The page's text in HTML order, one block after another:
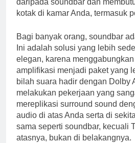
daripada soundbar dan
kotak di kamar Anda, termasuk
Bagi banyak orang, soundbar
Ini adalah solusi yang lebih
elegan, karena
amplifikasi menjadi paket yang
bilah suara hadir dengan Dolby
melakukan pekerjaan yang
mereplikasi surround sound
audio di atas Anda serta di
sama seperti soundbar, kecuali
atasnya, bukan di belakangnya.